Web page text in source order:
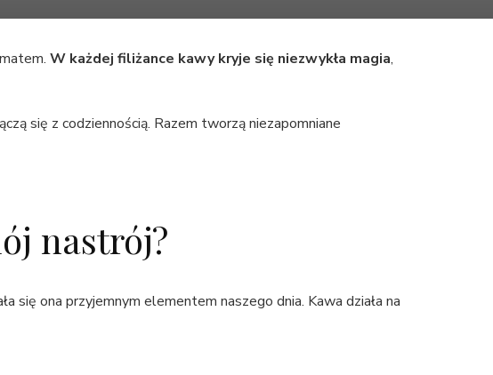
W każdej filiżance kawy kryje się niezwykła magia,
się z codziennością. Razem tworzą niezapomniane
nastrój?
ona przyjemnym elementem naszego dnia. Kawa działa na